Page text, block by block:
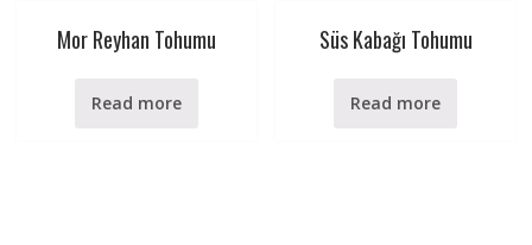
Mor Reyhan Tohumu
Read more
Süs Kabağı Tohumu
Read more